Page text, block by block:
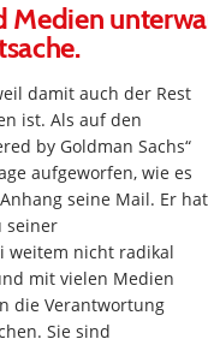
Medien
damit auch der Rest
ist. Als auf den
by Goldman Sachs“
aufgeworfen, wie es
seine Mail. Er hat
seiner
weitem nicht radikal
mit vielen Medien
die Verantwortung
Sie sind